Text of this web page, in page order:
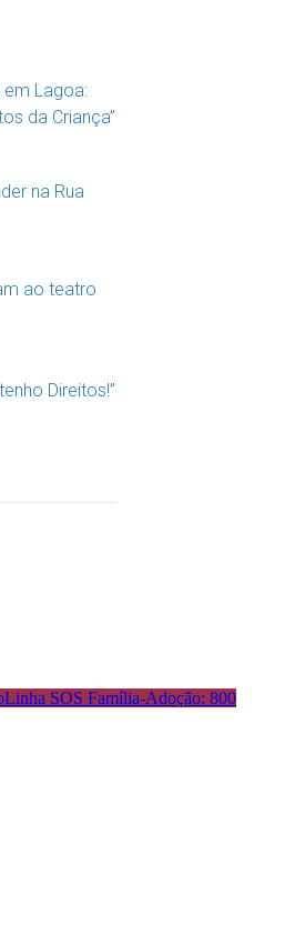
em Lagoa:
da Criança”
na Rua
ao teatro
Direitos!”
Linha SOS Família-Adoção: 800